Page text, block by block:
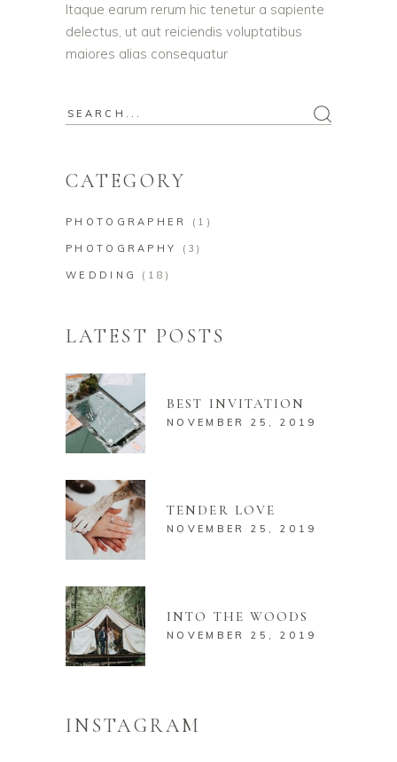
Itaque earum rerum hic tenetur a sapiente
delectus, ut aut reiciendis voluptatibus
maiores alias consequatur
Search
CATEGORY
PHOTOGRAPHER (1)
PHOTOGRAPHY (3)
WEDDING (18)
LATEST POSTS
BEST INVITATION
NOVEMBER 25, 2019
TENDER LOVE
NOVEMBER 25, 2019
INTO THE WOODS
NOVEMBER 25, 2019
INSTAGRAM